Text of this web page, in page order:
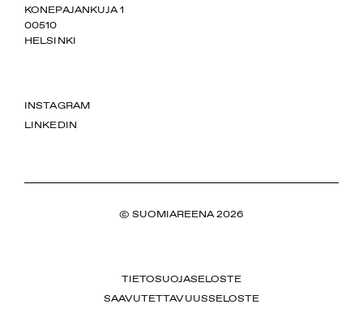
SUOMIAREENA
KONEPAJANKUJA 1
00510
HELSINKI
INSTAGRAM
LINKEDIN
© SUOMIAREENA 2026
TIETOSUOJASELOSTE
SAAVUTETTAVUUSSELOSTE